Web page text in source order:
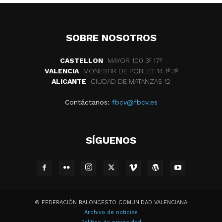
SOBRE NOSOTROS
CASTELLON
MAYOR 100 3º 17ª
VALENCIA
MONESTIR DE POBLET 14 1ª 3º
ALICANTE
CIUDAD DE MATANZAS 12
Contáctanos: fbcv@fbcv.es
SÍGUENOS
© FEDERACIÓN BALONCESTO COMUNIDAD VALENCIANA
Archivo de noticias